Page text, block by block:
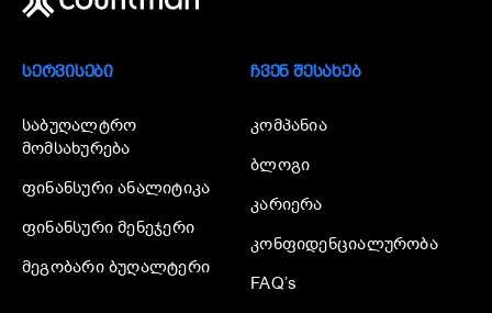
ᲡᲔᲠᲕᲘᲡᲔᲑᲘ
საბუღალტრო
მომსახურება
ფინანსური ანალიტიკა
ფინანსური მენეჯერი
მეგობარი ბუღალტერი
ᲩᲕᲔᲜ ᲨᲔᲡᲐᲮᲔᲑ
კომპანია
ბლოგი
კარიერა
კონფიდენციალურობა
FAQ’s